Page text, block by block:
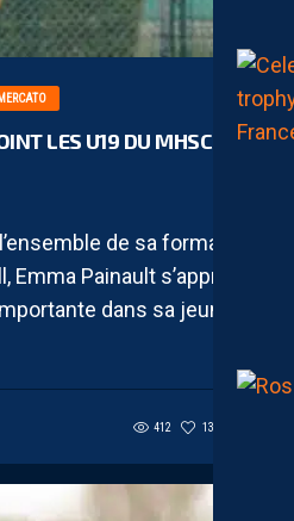
MERCATO
LES U19 DU MHSC
de sa formation
Painault s’apprête
dans sa jeune
412 134